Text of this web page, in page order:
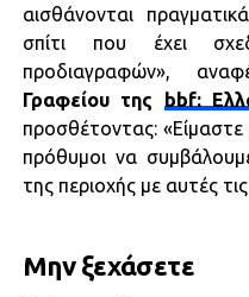
αισθάνονται
σπίτι που έχει
προδιαγραφών»,
Γραφείου της bbf:
προσθέτοντας: «Είμαστε
πρόθυμοι να
της περιοχής με αυτές
Μην ξεχάσετε